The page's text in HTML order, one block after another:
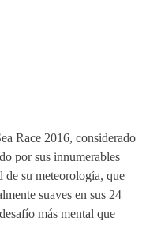
Race 2016, considerado
por sus innumerables
su meteorología, que
suaves en sus 24
más mental que